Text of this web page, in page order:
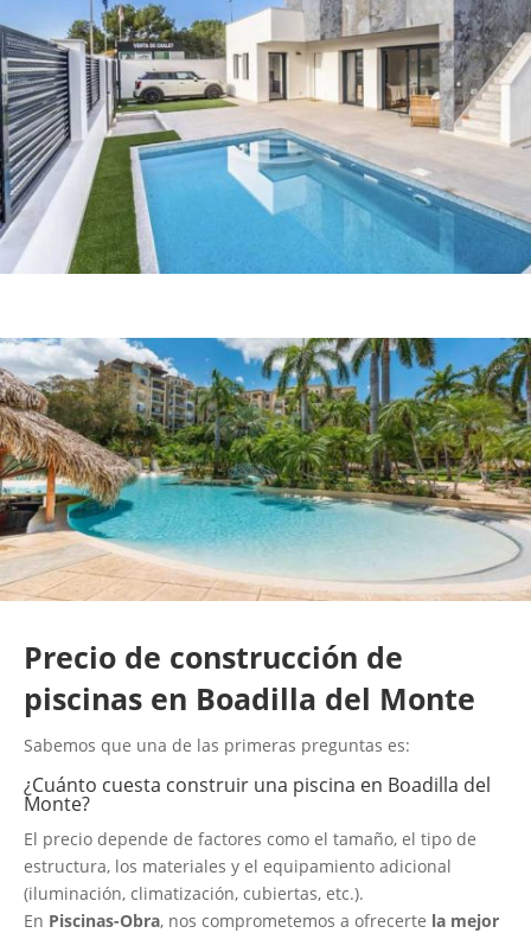
Precio de construcción de
piscinas en Boadilla del Monte
Sabemos que una de las primeras preguntas es:
¿Cuánto cuesta construir una piscina en Boadilla del
Monte?
El precio depende de factores como el tamaño, el tipo de
estructura, los materiales y el equipamiento adicional
(iluminación, climatización, cubiertas, etc.).
En Piscinas-Obra, nos comprometemos a ofrecerte la mejor